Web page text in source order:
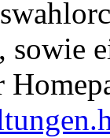
sowie